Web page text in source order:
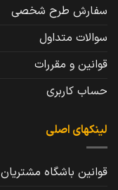
سفارش طرح شخصی
سوالات متداول
قوانین و مقررات
حساب کاربری
لینکهای اصلی
قوانین باشگاه مشتریان